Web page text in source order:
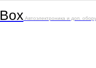
Box Автоэлектроника и доп.